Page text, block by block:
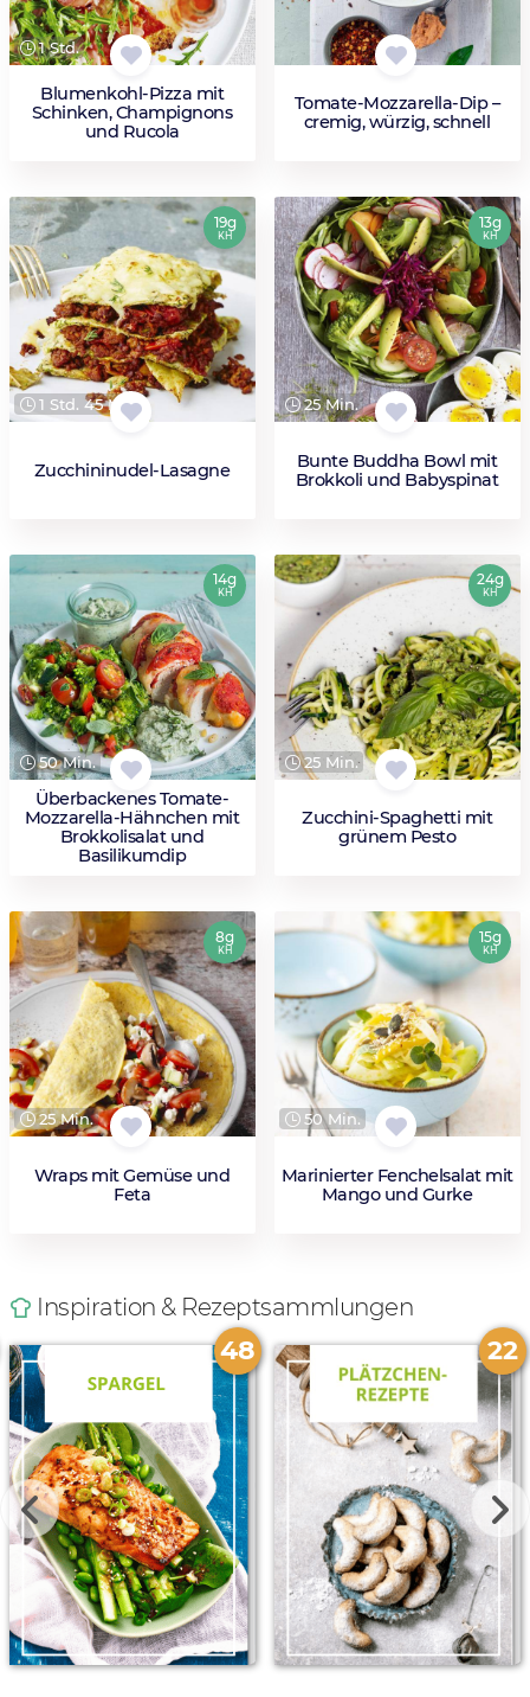
1 Std.
Blumenkohl-Pizza mit
Schinken, Champignons
und Rucola
Tomate‑Mozzarella‑Dip –
cremig, würzig, schnell
1 Std. 45 Min.
Zucchininudel-Lasagne
19g
KH
25 Min.
Bunte Buddha Bowl mit
Brokkoli und Babyspinat
13g
KH
50 Min.
Überbackenes Tomate-
Mozzarella-Hähnchen mit
Brokkolisalat und
Basilikumdip
14g
KH
25 Min.
Zucchini-Spaghetti mit
grünem Pesto
24g
KH
25 Min.
Wraps mit Gemüse und
Feta
8g
KH
50 Min.
Marinierter Fenchelsalat mit
Mango und Gurke
15g
KH
Inspiration & Rezeptsammlungen
48 22